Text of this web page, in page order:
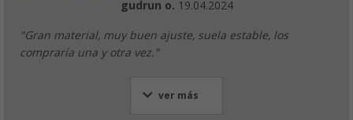
gudrun o. 19.04.2024
"Gran material, muy buen ajuste, suela estable, los
compraría una y otra vez."
ver más